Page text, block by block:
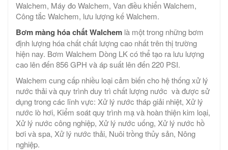
Walchem, Máy đo Walchem, Van điều khiển Walchem,
Công tắc Walchem, lưu lượng kế Walchem.
Bơm màng hóa chất Walchem ​​là một trong những bơm
định lượng hóa chất chất lượng cao nhất trên thị trường
hiện nay. Bơm Walchem Dòng LK có thể tạo ra lưu lượng
cao lên đến 856 GPH và áp suất lên đến 220 PSI.
Walchem cung cấp nhiều loại cảm biến cho hệ thống xử lý
nước thải và quy trình duy trì chất lượng nước và được sử
dụng trong các lĩnh vực: Xử lý nước tháp giải nhiệt, Xử lý
nước lò hơi, Kiểm soát quy trình mạ và hoàn thiện kim loại,
Xử lý nước công nghiệp, Xử lý nước uống, Xử lý nước hồ
bơi và spa, Xử lý nước thải, Nuôi trồng thủy sản, Nông
nghiệp.